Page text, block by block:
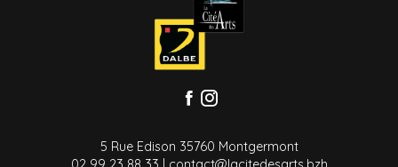
5 Rue Edison 35760 Montgermont